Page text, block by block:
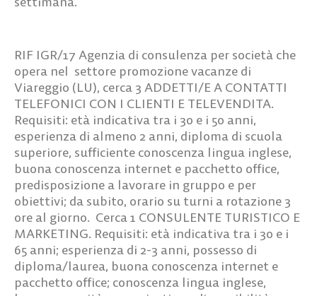
RIF IGR/17 Agenzia di consulenza per società che
opera nel settore promozione vacanze di
Viareggio (LU), cerca 3 ADDETTI/E A CONTATTI
TELEFONICI CON I CLIENTI E TELEVENDITA.
Requisiti: età indicativa tra i 30 e i 50 anni,
esperienza di almeno 2 anni, diploma di scuola
superiore, sufficiente conoscenza lingua inglese,
buona conoscenza internet e pacchetto office,
predisposizione a lavorare in gruppo e per
obiettivi; da subito, orario su turni a rotazione 3
ore al giorno. Cerca1 CONSULENTE TURISTICO E
MARKETING. Requisiti: età indicativa tra i 30 e i
65 anni; esperienza di 2-3 anni, possesso di
diploma/laurea, buona conoscenza internet e
pacchetto office; conoscenza lingua inglese,